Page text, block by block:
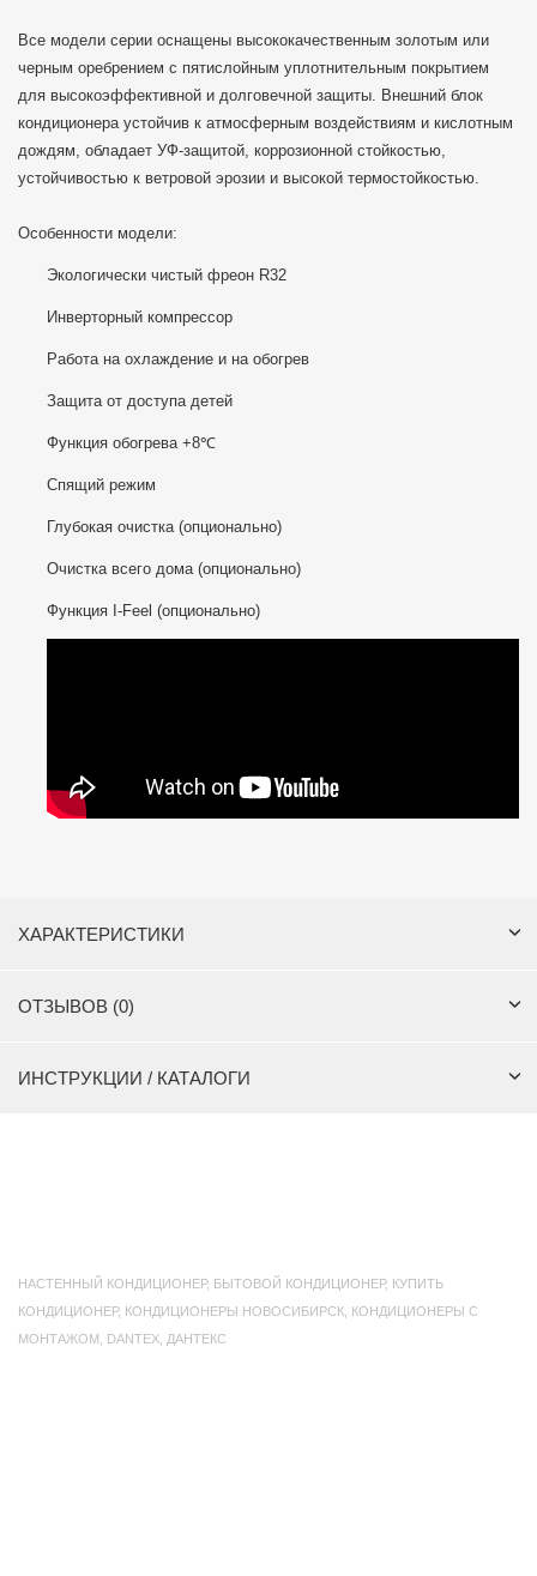
Все модели серии оснащены высококачественным золотым или
черным оребрением с пятислойным уплотнительным покрытием
для высокоэффективной и долговечной защиты. Внешний блок
кондиционера устойчив к атмосферным воздействиям и кислотным
дождям, обладает УФ-защитой, коррозионной стойкостью,
устойчивостью к ветровой эрозии и высокой термостойкостью.
Особенности модели:
Экологически чистый фреон R32
Инверторный компрессор
Работа на охлаждение и на обогрев
Защита от доступа детей
Функция обогрева +8℃
Спящий режим
Глубокая очистка (опционально)
Очистка всего дома (опционально)
Функция I-Feel (опционально)
ХАРАКТЕРИСТИКИ
ОТЗЫВОВ (0)
ИНСТРУКЦИИ / КАТАЛОГИ
НАСТЕННЫЙ КОНДИЦИОНЕР, БЫТОВОЙ КОНДИЦИОНЕР, КУПИТЬ
КОНДИЦИОНЕР, КОНДИЦИОНЕРЫ НОВОСИБИРСК КОНДИЦИОНЕРЫ С
МОНТАЖОМ
DANTEX ДАНТЕКС